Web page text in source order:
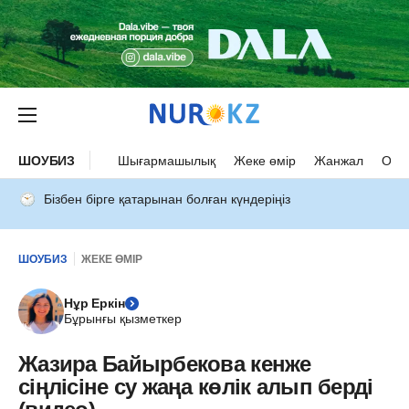
ШОУБИЗ Шығармашылық Жеке өмір Жанжал
Бізбен бірге қатарынан болған күндеріңіз
ШОУБИЗ ЖЕКЕ ӨМІР
Нұр Еркін
Бұрынғы қызметкер
Жазира Байырбекова кенже
сіңлісіне су жаңа көлік алып берді